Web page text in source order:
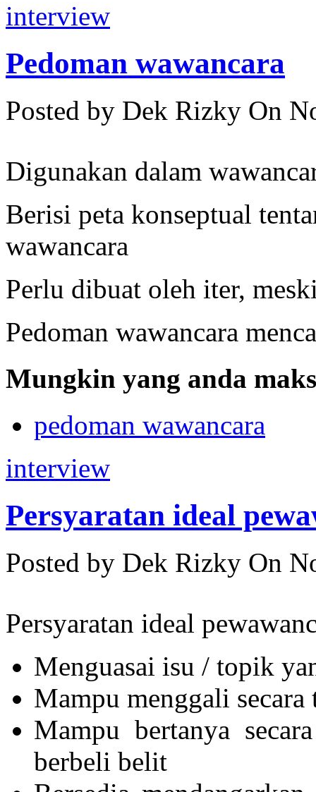
interview
Pedoman wawancara
Posted by Dek Rizky On
Digunakan dalam
Berisi peta konseptual
wawancara
Perlu dibuat oleh iter,
Pedoman wawancara
Mungkin yang anda
pedoman wawancara
interview
Persyaratan ideal
Posted by Dek Rizky On
Persyaratan ideal
Menguasai isu / topik
Mampu menggali
Mampu bertanya
berbeli belit